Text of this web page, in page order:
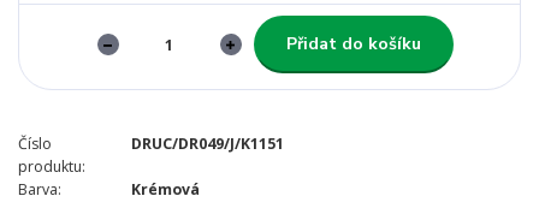
Přidat do košíku
Číslo
produktu:
DRUC/DR049/J/K1151
Barva: Krémová